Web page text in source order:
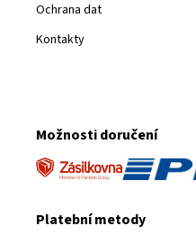
Ochrana dat
Kontakty
Možnosti doručení
Platební metody